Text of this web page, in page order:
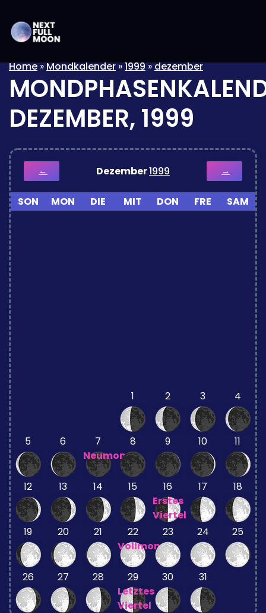
Home»Mondkalender»1999»dezember
DEZEMBER, 1999
← Dezember1999 →
SON MON DIE MIT DON FRE SAM
1 2 3 4
5 6
7
Neumond
8 9 10 11
12 13 14 15
16
Erstes
Viertel
17 18
19 20 21
22
Vollmond
23 24 25
26 27 28
29
Letztes
Viertel
30 31